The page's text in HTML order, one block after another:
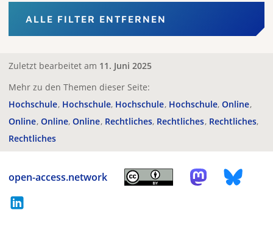
ALLE FILTER ENTFERNEN
Zuletzt bearbeitet am 11. Juni 2025
Mehr zu den Themen dieser Seite:
Hochschule Hochschule Hochschule Hochschule Online
Online Online Online Rechtliches Rechtliches Rechtliches
Rechtliches
open-access.network